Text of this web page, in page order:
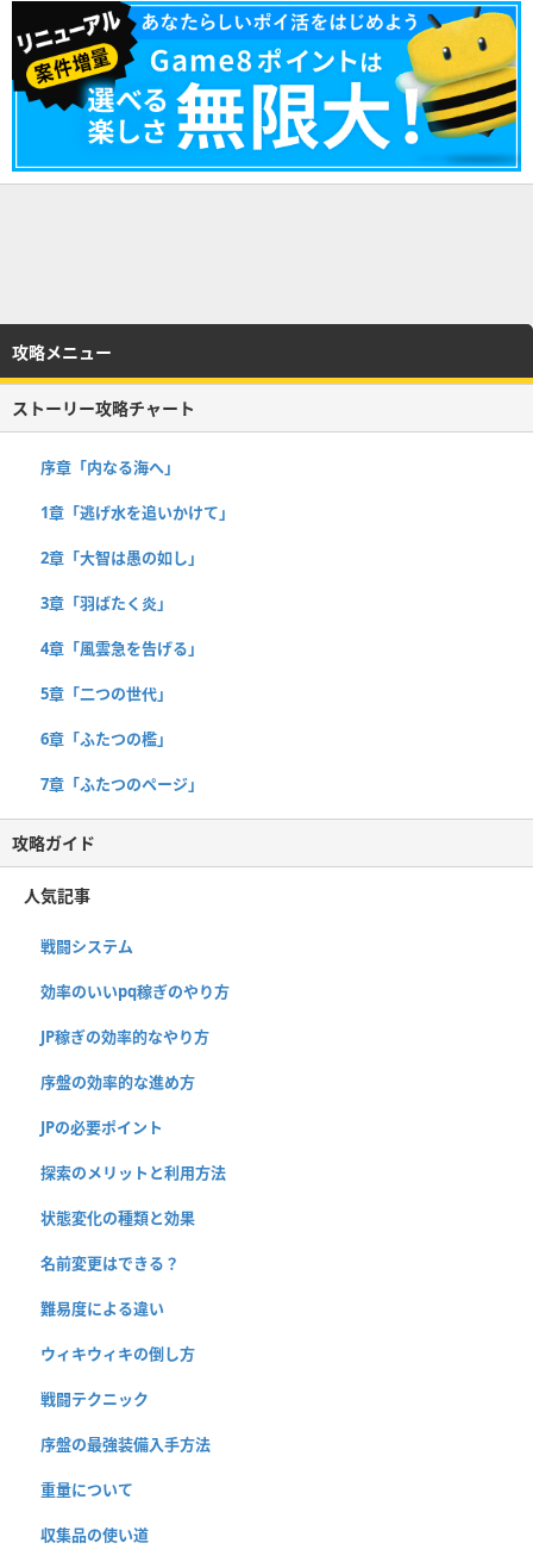
攻略メニュー
ストーリー攻略チャート
序章「内なる海へ」
1章「逃げ水を追いかけて」
2章「大智は愚の如し」
3章「羽ばたく炎」
4章「風雲急を告げる」
5章「二つの世代」
6章「ふたつの檻」
7章「ふたつのページ」
攻略ガイド
人気記事
戦闘システム
効率のいいpq稼ぎのやり方
JP稼ぎの効率的なやり方
序盤の効率的な進め方
JPの必要ポイント
探索のメリットと利用方法
状態変化の種類と効果
名前変更はできる？
難易度による違い
ウィキウィキの倒し方
戦闘テクニック
序盤の最強装備入手方法
重量について
収集品の使い道